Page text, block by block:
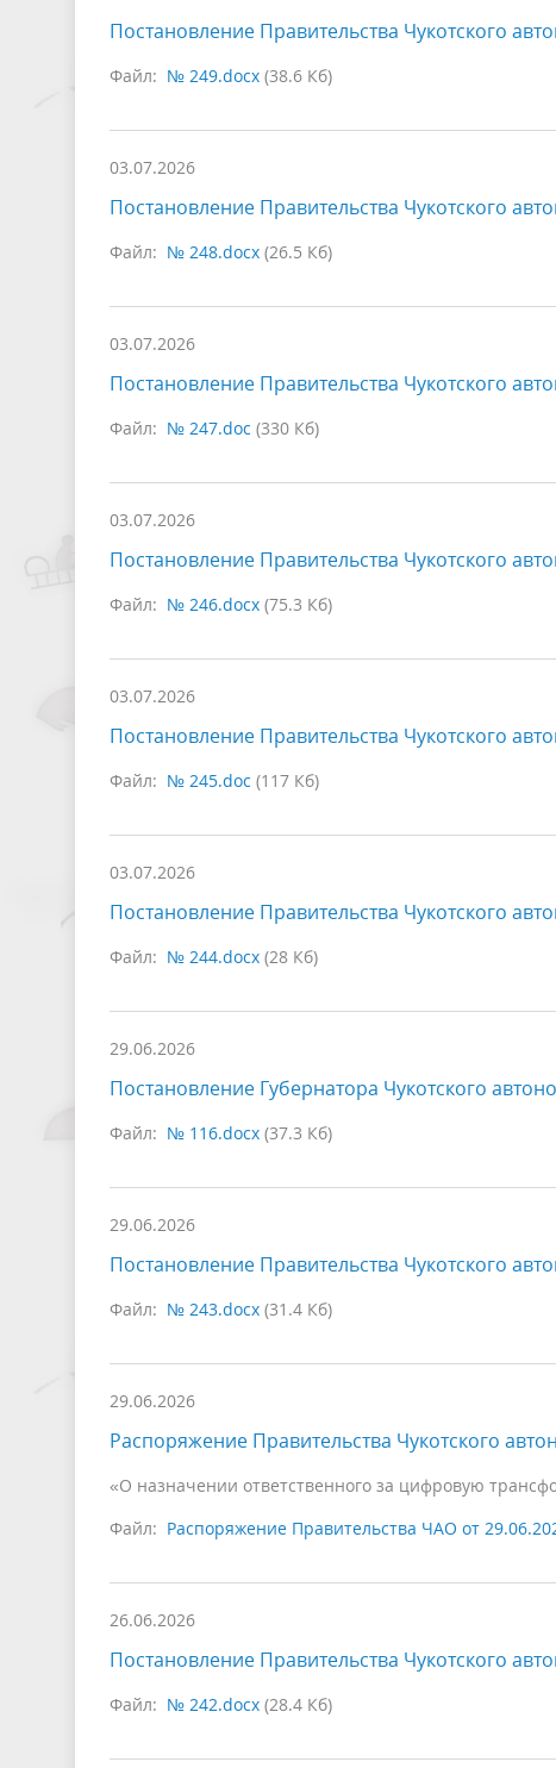
Постановление Правительства Чукотского
Файл: № 249.docx (38.6 Кб)
03.07.2026
Постановление Правительства Чукотского
Файл: № 248.docx (26.5 Кб)
03.07.2026
Постановление Правительства Чукотского
Файл: № 247.doc (330 Кб)
03.07.2026
Постановление Правительства Чукотского
Файл: № 246.docx (75.3 Кб)
03.07.2026
Постановление Правительства Чукотского
Файл: № 245.doc (117 Кб)
03.07.2026
Постановление Правительства Чукотского
Файл: № 244.docx (28 Кб)
29.06.2026
Постановление Губернатора Чукотского
Файл: № 116.docx (37.3 Кб)
29.06.2026
Постановление Правительства Чукотского
Файл: № 243.docx (31.4 Кб)
29.06.2026
Распоряжение Правительства Чукотского
«О назначении ответственного за цифровую
Файл: Распоряжение Правительства ЧАО от
26.06.2026
Постановление Правительства Чукотского
Файл: № 242.docx (28.4 Кб)